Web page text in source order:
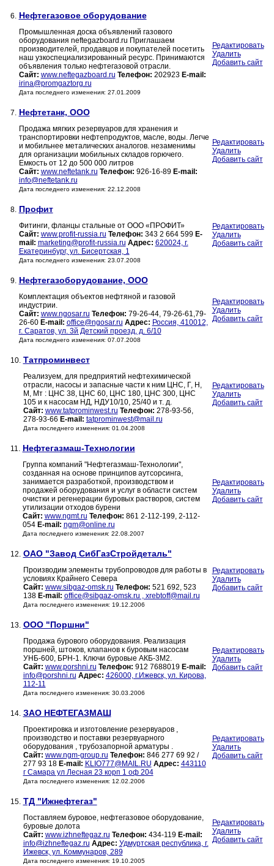
6. Нефтегазовое оборудование
Промышленная доска объявлений газового
оборудования neftegazboard.ru Приглашаем
производителей, продавцов и покупателей посетить
наш узкоспециализированный ресурс. Принимаются
объявления только нефтегазовой отрасли.
Сайт: www.neftegazboard.ru Телефон: 202923 E-mail:
irina@promgaztorg.ru
Дата последнего изменения: 27.01.2009
Редактировать
Удалить
Добавить сайт
7. Нефтетанк, ООО
Продажа мягких резервуаров для хранения и
транспортировки нефтепродуктов, масле, воды. Легче
и мобильнее металических аналогов. незаменимы
для организации мобильных складов горючего.
Емкость от 12 до 500 000 литров
Сайт: www.neftetank.ru Телефон: 926-16-89 E-mail:
info@neftetank.ru
Дата последнего изменения: 22.12.2008
Редактировать
Удалить
Добавить сайт
8. Профит
Фитинги, фланцы стальные от ООО «ПРОФИТ»
Сайт: www.profit-russia.ru Телефон: 343 2 664 599 E-
mail: marketing@profit-russia.ru Адрес: 620024, г.
Екатеринбург, ул. Бисертская, 1
Дата последнего изменения: 23.07.2008
Редактировать
Удалить
Добавить сайт
9. Нефтегазоборудование, ООО
Комплектация объектов нефтяной и газовой
индустрии.
Сайт: www.ngosar.ru Телефон: 79-26-44, 79-26-61,79-
26-60 E-mail: office@ngosar.ru Адрес: Россия, 410012,
г. Саратов, ул. 3й Детский проезд, д. 6/10
Дата последнего изменения: 07.07.2008
Редактировать
Удалить
Добавить сайт
10. Татпроминвест
Реализуем, для предприятий нефтехимической
отрасли, насосы и запасные части к ним ЦНС, Г, Н,
М, Мт : ЦНС 38, ЦНС 60, ЦНС 180, ЦНС 300, ЦНС
105 и к насосам НД, НДУ10/10, 25/40 и т. д.
Сайт: www.tatprominwest.ru Телефон: 278-93-56,
278-93-66 E-mail: tatprominwest@mail.ru
Дата последнего изменения: 01.04.2008
Редактировать
Удалить
Добавить сайт
11. Нефтегазмаш-Технологии
Группа компаний "Нефтегазмаш-Технологии",
созданная на основе принципов аутсорсинга,
занимается разработкой, производством и
продажей оборудования и услуг в области систем
очистки и регенерации буровых растворов, систем
утилизации отходов бурени
Сайт: www.ngmt.ru Телефон: 861 2-112-199, 2-112-
054 E-mail: ngm@online.ru
Дата последнего изменения: 22.08.2007
Редактировать
Удалить
Добавить сайт
12. ОАО "Завод СибГазСтройдеталь"
Производим элементы трубопроводов для работы в
условиях Крайнего Севера
Сайт: www.sibgaz-omsk.ru Телефон: 521 692, 523
138 E-mail: office@sibgaz-omsk.ru , xrebtoff@mail.ru
Дата последнего изменения: 19.12.2006
Редактировать
Удалить
Добавить сайт
13. ООО "Поршни"
Продажа бурового оборудования. Реализация
поршней, штоков, клапанов к буровым насосам
УНБ-600, БРН-1. Ключи буровые АКБ-3М2.
Сайт: www.porshni.ru Телефон: 912 7688019 E-mail:
info@porshni.ru Адрес: 426000, г.Ижевск, ул. Кирова,
112-11
Дата последнего изменения: 30.03.2006
Редактировать
Удалить
Добавить сайт
14. ЗАО НЕФТЕГАЗМАШ
Проектировка и изготовление резервуаров ,
производство и поставки резервуарного
оборудования , трубозапорной арматуры .
Сайт: www.ngm-group.ru Телефон: 846 277 69 92 /
277 93 18 E-mail: KLIO777@MAIL.RU Адрес: 443110
г Самара ул Лесная 23 корп 1 оф 204
Дата последнего изменения: 12.02.2006
Редактировать
Удалить
Добавить сайт
15. ТД "Ижнефтегаз"
Поставляем буровое, нефтегазовое оборудование,
буровые долота
Сайт: www.izhneftegaz.ru Телефон: 434-119 E-mail:
info@izhneftegaz.ru Адрес: Удмуртская республика, г.
Ижевск, ул. Коммунаров, 289
Дата последнего изменения: 19.10.2005
Редактировать
Удалить
Добавить сайт